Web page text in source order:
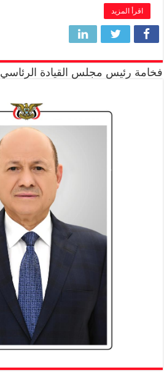
اقرأ المزيد
فخامة رئيس مجلس القيادة الرئاسي